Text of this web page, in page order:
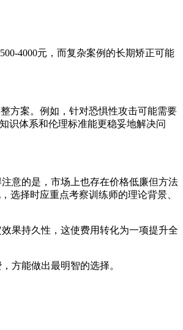
4000元，而复杂案例的长期矫正可能
方案。例如，针对恐惧性攻击可能需要
识体系和伦理标准能更稳妥地解决问
意的是，市场上也存在价格低廉但方法
选择时应重点考察训练师的理论背景、
果持久性，这使费用转化为一项提升全
方能做出最明智的选择。